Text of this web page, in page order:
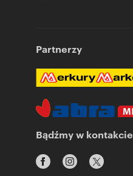
Partnerzy
Bądźmy w kontakcie